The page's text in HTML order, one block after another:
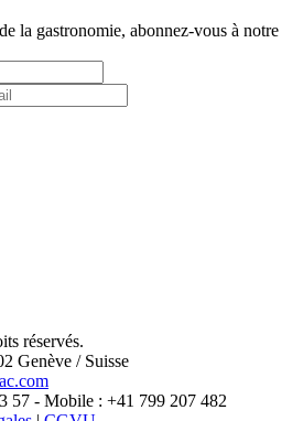
la gastronomie, abonnez-vous à notre
X
réservés.
Genève / Suisse
57 - Mobile : +41 799 207 482